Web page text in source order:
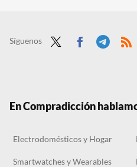
Síguenos
En Compradicción
Electrodomésticos y Hogar
Smartwatches y Wearables